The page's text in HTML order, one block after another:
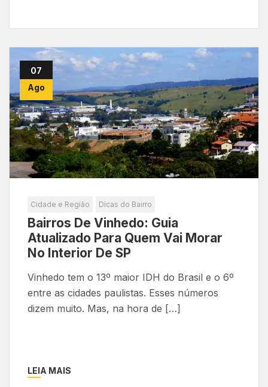
07
Ago
Cidade e Região Dicas do Bairro
Bairros De Vinhedo: Guia
Atualizado Para Quem Vai Morar
No Interior De SP
Vinhedo tem o 13º maior IDH do Brasil e o 6º
entre as cidades paulistas. Esses números
dizem muito. Mas, na hora de […]
LEIA MAIS